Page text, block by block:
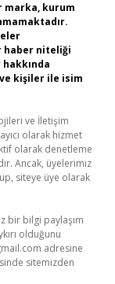
marka, kurum
haber niteliği
kişiler ile isim
ve İletişim
olarak hizmet
olarak denetleme
Ancak, üyelerimiz
siteye üye olarak
bir bilgi paylaşım
olduğunu
adresine
sitemizden